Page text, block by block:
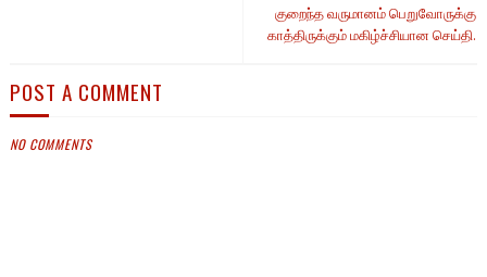
குறைந்த வருமானம் பெறுவோருக்கு
காத்திருக்கும் மகிழ்ச்சியான செய்தி.
POST A COMMENT
NO COMMENTS